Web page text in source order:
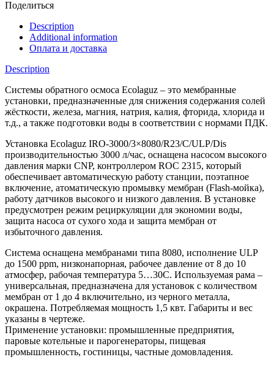
Поделиться
Description
Additional information
Оплата и доставка
Description
Системы обратного осмоса Ecolaguz – это мембранные
установки, предназначенные для снижения содержания солей
жёсткости, железа, магния, натрия, калия, фторида, хлорида и
т.д., а также подготовки воды в соответствии с нормами ПДК.
Установка Ecolaguz IRO-3000/3×8080/R23/C/ULP/Dis
производительностью 3000 л/час, оснащена насосом высокого
давления марки CNP, контроллером ROC 2315, который
обеспечивает автоматическую работу станции, поэтапное
включение, атоматическую промывку мембран (Flash-мойка),
работу датчиков высокого и низкого давления. В установке
предусмотрен режим рециркуляции для экономии воды,
защита насоса от сухого хода и защита мембран от
избыточного давления.
Система оснащена мембранами типа 8080, исполнение ULP
до 1500 ppm, низконапорная, рабочее давление от 8 до 10
атмосфер, рабочая температура 5…30С. Используемая рама –
универсальная, предназначена для установок с количеством
мембран от 1 до 4 включительно, из черного металла,
окрашена. Потребляемая мощность 1,5 квт. Габариты и вес
указаны в чертеже.
Применение установки: промышленные предприятия,
паровые котельные и парогенераторы, пищевая
промышленность, гостиницы, частные домовладения.